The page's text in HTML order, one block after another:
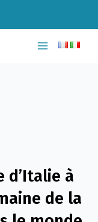
Main
d’Italie à
de la